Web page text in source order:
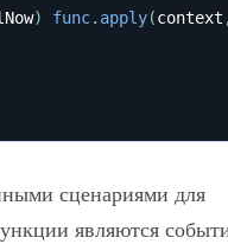
) func. apply(context
сценариями для
являются